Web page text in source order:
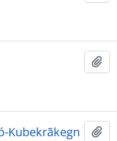
Kubekrãkegn